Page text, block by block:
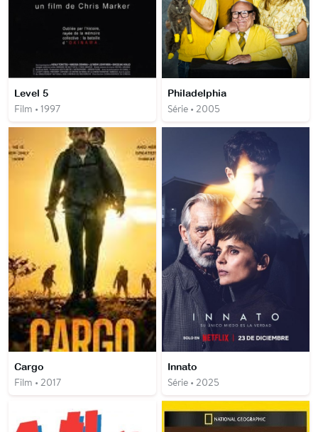
Level 5
Film • 1997
Philadelphia
Série • 2005
Cargo
Film • 2017
Innato
Série • 2025